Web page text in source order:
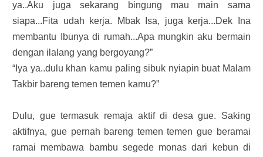
ya..Aku juga sekarang bingung mau main sama
siapa...Fita udah kerja. Mbak Isa, juga kerja...Dek Ina
membantu Ibunya di rumah...Apa mungkin aku bermain
dengan ilalang yang bergoyang?”
“Iya ya..dulu khan kamu paling sibuk nyiapin buat Malam
Takbir bareng temen temen kamu?”
Dulu, gue termasuk remaja aktif di desa gue. Saking
aktifnya, gue pernah bareng temen temen gue beramai
ramai membawa bambu segede monas dari kebun di